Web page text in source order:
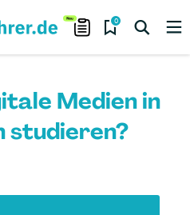
0
Medien in
studieren?